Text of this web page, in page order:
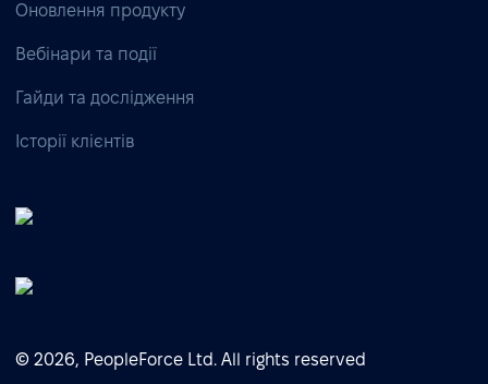
Оновлення продукту
Вебінари та події
Гайди та дослідження
Історії клієнтів
© 2026, PeopleForce Ltd. All rights reserved